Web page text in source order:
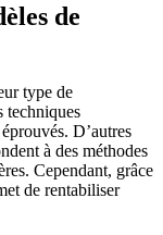
de
type de
techniques
D’autres
à des méthodes
Cependant, grâce
de rentabiliser